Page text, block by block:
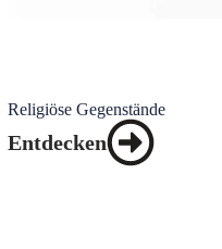
Religiöse Gegenstände
Entdecken